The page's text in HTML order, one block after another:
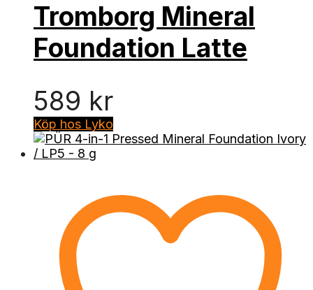
Tromborg Mineral
Foundation Latte
589 kr
Köp hos Lyko